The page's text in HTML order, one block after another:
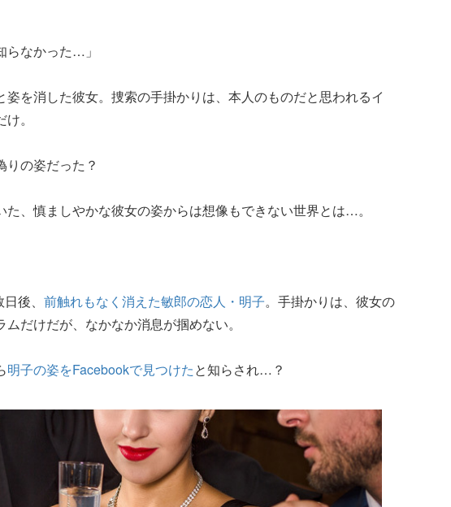
らなかった…」
を消した彼女。捜索の手掛かりは、本人のものだと思われるイ
。
の姿だった？
、慎ましやかな彼女の姿からは想像もできない世界とは…。
日後、前触れもなく消えた敏郎の恋人・明子。手掛かりは、彼女の
だけだが、なかなか消息が掴めない。
明子の姿をFacebookで見つけたと知らされ…？